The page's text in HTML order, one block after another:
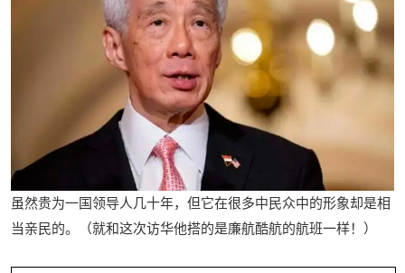
虽然贵为一国领导人几十年，但它在很多中民众中的形象却是相
当亲民的。（就和这次访华他搭的是廉航酷航的航班一样！）